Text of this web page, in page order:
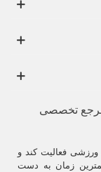
مرجع تخصصی
فعالیت کند و
زمان به دست